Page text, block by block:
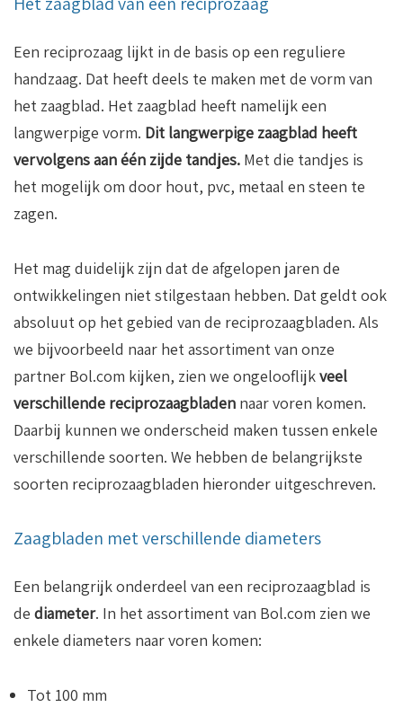
Een reciprozaag lijkt in de basis op een reguliere
handzaag. Dat heeft deels te maken met de vorm van
het zaagblad. Het zaagblad heeft namelijk een
langwerpige vorm. Dit langwerpige zaagblad heeft
vervolgens aan één zijde tandjes. Met die tandjes is
het mogelijk om door hout, pvc, metaal en steen te
zagen.
Het mag duidelijk zijn dat de afgelopen jaren de
ontwikkelingen niet stilgestaan hebben. Dat geldt ook
absoluut op het gebied van de reciprozaagbladen. Als
we bijvoorbeeld naar het assortiment van onze
partner Bol.com kijken, zien we ongelooflijkveel
verschillende reciprozaagbladen naar voren komen.
Daarbij kunnen we onderscheid maken tussen enkele
verschillende soorten. We hebben de belangrijkste
soorten reciprozaagbladen hieronder uitgeschreven.
Zaagbladen met verschillende diameters
Een belangrijk onderdeel van een reciprozaagblad is
de diameter. In het assortiment van Bol.com zien we
enkele diameters naar voren komen:
Tot 100 mm